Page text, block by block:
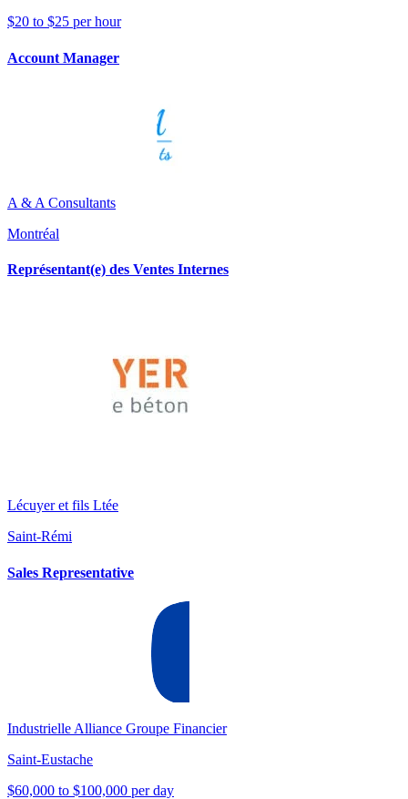
$20 to $25 per hour
Account Manager
A & A Consultants
Montréal
Représentant(e) des Ventes Internes
Lécuyer et fils Ltée
Saint-Rémi
Sales Representative
Industrielle Alliance Groupe Financier
Saint-Eustache
$60,000 to $100,000 per day